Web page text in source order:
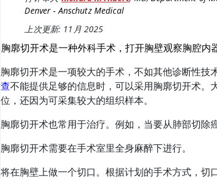
Denver - Anschutz Medical
上次更新: 11月 2025
胸廓切开术是一种外科手术，打开胸壁观察胸腔内
胸廓切开术是一项较大的手术，不如其他诊断性技
查不能提供足够的信息时，可以采用胸廓切开术
位，还因为可采集较大的组织样本。
胸廓切开术也常用于治疗。例如，当要从肺部切除
胸廓切开术需要在手术室里全身麻醉下进行。
将在胸壁上做一个切口。根据计划的手术方式，